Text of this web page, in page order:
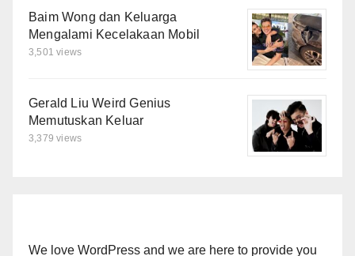
Baim Wong dan Keluarga
Mengalami Kecelakaan Mobil
3,501 views
Gerald Liu Weird Genius
Memutuskan Keluar
3,379 views
We love WordPress and we are here to provide you